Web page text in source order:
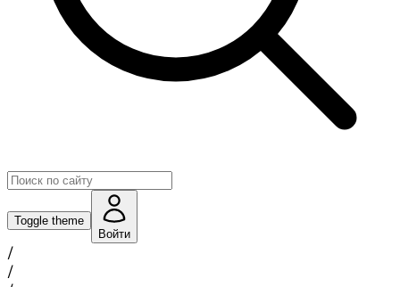
Toggle theme
Войти
/
/